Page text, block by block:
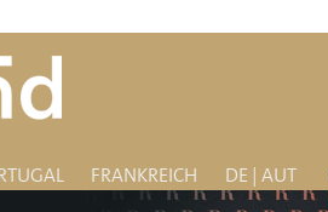
FRANKREICH DE | AUT